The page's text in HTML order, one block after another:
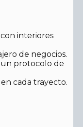
interiores
de negocios.
protocolo de
cada trayecto.